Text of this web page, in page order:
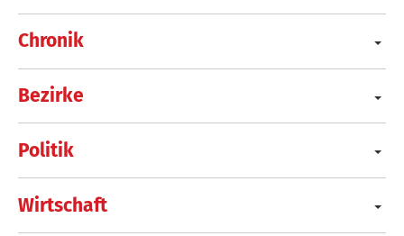
Chronik
Bezirke
Politik
Wirtschaft